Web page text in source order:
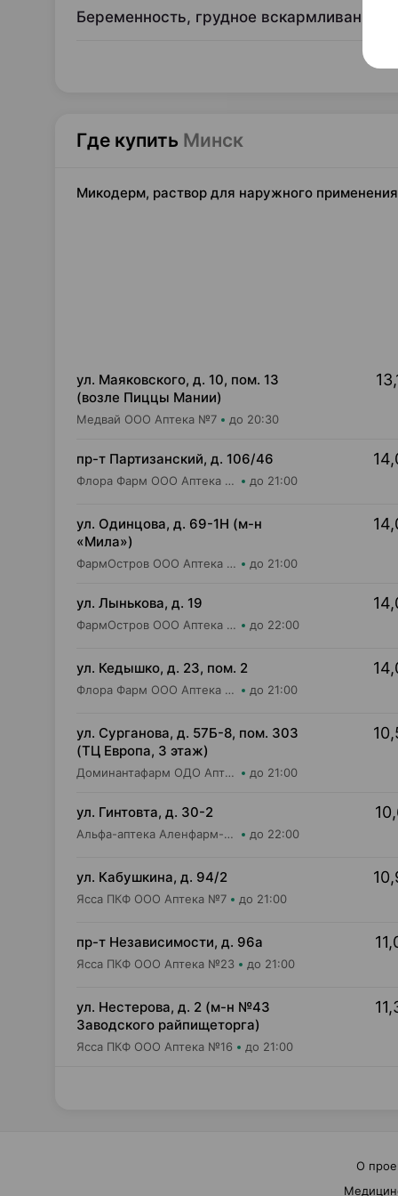
Беременность, грудное вскармливание и
Где купить Минск
Микодерм, раствор для наружного
ул. Маяковского, д. 10, пом. 13
(возле Пиццы Мании)
Медвай ООО Аптека №7 до 20:30
пр-т Партизанский, д. 106/46
Флора Фарм ООО Аптека №20 до 21:00
ул. Одинцова, д. 69-1Н (м-н
«Мила»)
ФармОстров ООО Аптека №16 на Одинцова до 21:00
ул. Лынькова, д. 19
ФармОстров ООО Аптека №7 на Лынькова до 22:00
ул. Кедышко, д. 23, пом. 2
Флора Фарм ООО Аптека №21 до 21:00
ул. Сурганова, д. 57Б-8, пом. 303
(ТЦ Европа, 3 этаж)
Доминантафарм ОДО Аптека №37 до 21:00
ул. Гинтовта, д. 30-2
Альфа-аптека Аленфарм-Плюс ОДО Аптека №16 до 22:00
ул. Кабушкина, д. 94/2
Ясса ПКФ ООО Аптека №7 до 21:00
пр-т Независимости, д. 96а
Ясса ПКФ ООО Аптека №23 до 21:00
ул. Нестерова, д. 2 (м-н №43
Заводского райпищеторга)
Ясса ПКФ ООО Аптека №16 до 21:00
О